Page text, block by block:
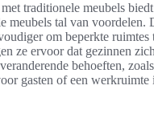
traditionele meubels
meubels tal van voordelen.
om beperkte ruimtes
ze ervoor dat gezinnen
behoeften,
gasten of een werkruimte